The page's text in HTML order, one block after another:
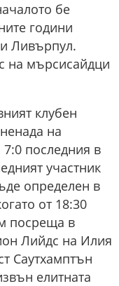
бе
години
Ливърпул.
на мърсисайдци
клубен
на
последния в
участник
определен в
от 18:30
посреща в
Лийдс на Илия
Саутхамптън
елитната